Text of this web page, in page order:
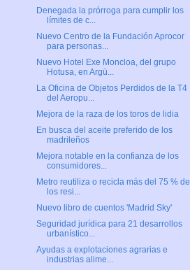
Denegada la prórroga para cumplir los
límites de c...
Nuevo Centro de la Fundación Aprocor
para personas...
Nuevo Hotel Exe Moncloa, del grupo
Hotusa, en Argü...
La Oficina de Objetos Perdidos de la T4
del Aeropu...
Mejora de la raza de los toros de lidia
En busca del aceite preferido de los
madrileños
Mejora notable en la confianza de los
consumidores...
Metro reutiliza o recicla más del 75 % de
los resi...
Nuevo libro de cuentos 'Madrid Sky'
Seguridad jurídica para 21 desarrollos
urbanístico...
Ayudas a explotaciones agrarias e
industrias alime...